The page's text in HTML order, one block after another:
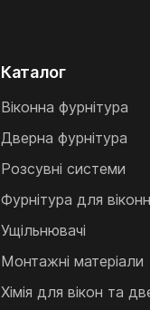
Каталог
Віконна фурнітура
Дверна фурнітура
Розсувні системи
Фурнітура для
Ущільнювачі
Монтажні матеріали
Хімія для вікон та